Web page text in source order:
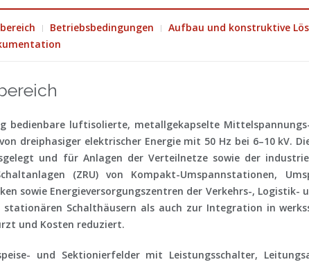
Betriebsbedingungen Aufbau und konstruktive
bedienbare luftisolierte, metallgekapselte
dreiphasiger elektrischer Energie mit 50 Hz bei 6–10 kV.
und für Anlagen der Verteilnetze sowie der
(ZRU) von Kompakt-Umspannstationen,
sowie Energieversorgungszentren der Verkehrs-,
Schalthäusern als auch zur Integration in
und Kosten reduziert.
und Sektionierfelder mit Leistungsschalter,